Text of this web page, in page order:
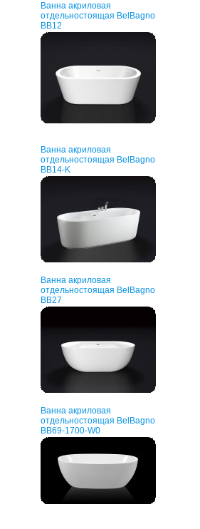
Ванна акриловая
отдельностоящая BelBagno
BB12
Ванна акриловая
отдельностоящая BelBagno
BB14-K
Ванна акриловая
отдельностоящая BelBagno
BB27
Ванна акриловая
отдельностоящая BelBagno
BB69-1700-W0